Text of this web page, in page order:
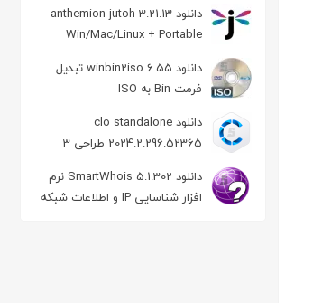
دانلود anthemion jutoh 3.21.13
Win/Mac/Linux + Portable
ساخت کتاب الکترونیکی
دانلود winbin2iso 6.55 تبدیل
فرمت Bin به ISO
دانلود clo standalone
2024.2.296.52365 طراحی 3
بعدی پوشاک
دانلود SmartWhois 5.1.302 نرم
افزار شناسایی IP و اطلاعات شبکه